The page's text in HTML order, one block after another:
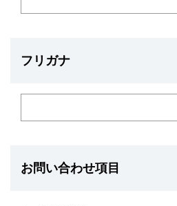
フリガナ
お問い合わせ項目